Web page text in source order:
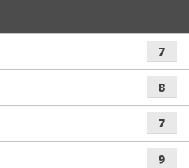
7
8
7
9